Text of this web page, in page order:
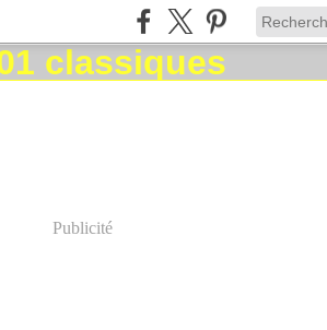
Publicité